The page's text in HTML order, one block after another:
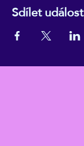
Sdílet událost